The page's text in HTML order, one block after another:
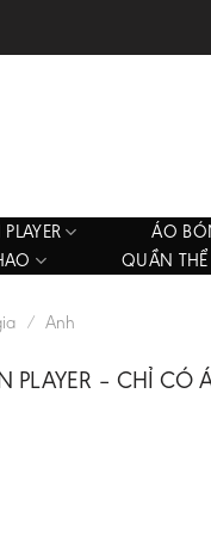
ÁO
QUẦN
/ Anh
PLAYER – CHỈ CÓ